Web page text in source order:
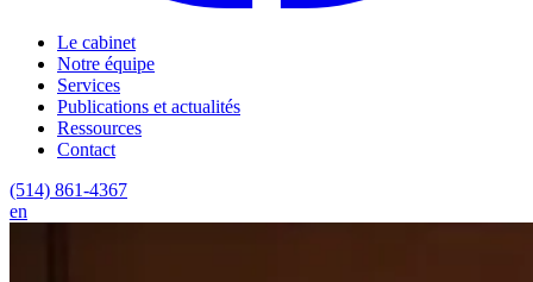
Le cabinet
Notre équipe
Services
Publications et actualités
Ressources
Contact
(514) 861-4367
en